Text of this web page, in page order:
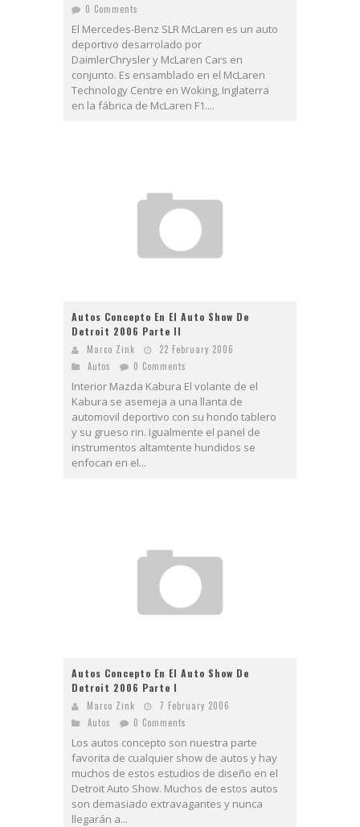
0 Comments
El Mercedes-Benz SLR McLaren es un auto
deportivo desarrolado por
DaimlerChrysler y McLaren Cars en
conjunto. Es ensamblado en el McLaren
Technology Centre en Woking, Inglaterra
en la fábrica de McLaren F1....
Autos Concepto En El Auto Show De
Detroit 2006 Parte II
Marco Zink
22 February 2006
Autos
0 Comments
Interior Mazda Kabura El volante de el
Kabura se asemeja a una llanta de
automovil deportivo con su hondo tablero
y su grueso rin. Igualmente el panel de
instrumentos altamtente hundidos se
enfocan en el...
Autos Concepto En El Auto Show De
Detroit 2006 Parte I
Marco Zink
7 February 2006
Autos
0 Comments
Los autos concepto son nuestra parte
favorita de cualquier show de autos y hay
muchos de estos estudios de diseño en el
Detroit Auto Show. Muchos de estos autos
son demasiado extravagantes y nunca
llegarán a...